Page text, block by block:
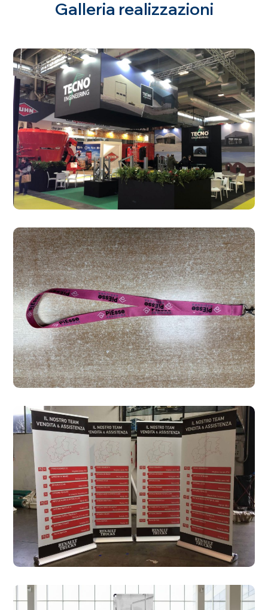
Galleria realizzazioni